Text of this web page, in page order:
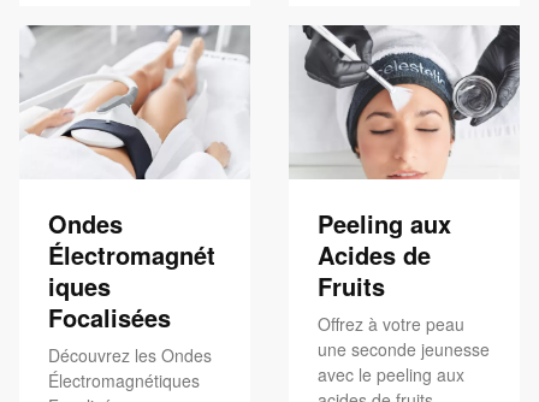
Ondes
Électromagnét
iques
Focalisées
Découvrez les Ondes
Électromagnétiques
Peeling aux
Acides de
Fruits
Offrez à votre peau
une seconde jeunesse
avec le peeling aux